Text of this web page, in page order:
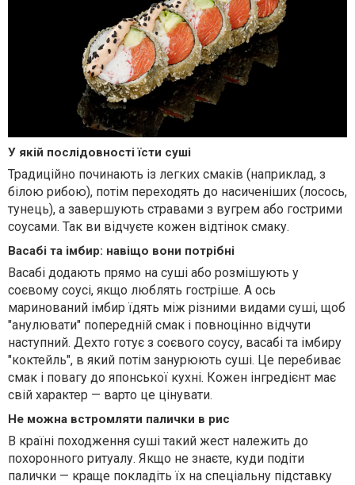
У якій послідовності їсти суші
Традиційно починають із легких смаків (наприклад, з
білою рибою), потім переходять до насиченіших (лосось,
тунець), а завершують стравами з вугрем або гострими
соусами. Так ви відчуєте кожен відтінок смаку.
Васабі та імбир: навіщо вони потрібні
Васабі додають прямо на суші або розмішують у
соєвому соусі, якщо люблять гостріше. А ось
маринований імбир їдять між різними видами суші, щоб
"анулювати" попередній смак і повноцінно відчути
наступний. Дехто готує з соєвого соусу, васабі та імбиру
"коктейль", в який потім занурюють суші. Це перебиває
смак і повагу до японської кухні. Кожен інгредієнт має
свій характер — варто це цінувати.
Не можна встромляти палички в рис
В країні походження суші такий жест належить до
похоронного ритуалу. Якщо не знаєте, куди подіти
палички — краще покладіть їх на спеціальну підставку